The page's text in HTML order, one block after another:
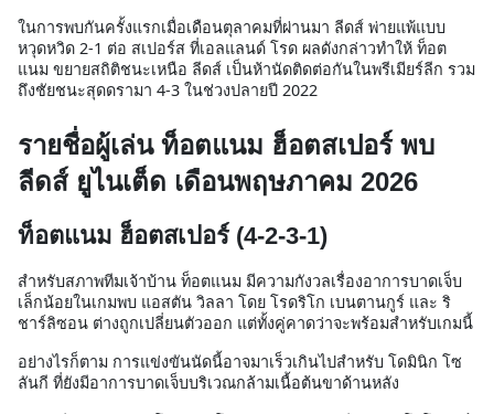
ในการพบกันครั้งแรกเมื่อเดือนตุลาคมที่ผ่านมา ลีดส์ พ่ายแพ้แบบ
หวุดหวิด 2-1 ต่อ สเปอร์ส ที่เอลแลนด์ โรด ผลดังกล่าวทำให้ ท็อต
แนม ขยายสถิติชนะเหนือ ลีดส์ เป็นห้านัดติดต่อกันในพรีเมียร์ลีก รวม
ถึงชัยชนะสุดดรามา 4-3 ในช่วงปลายปี 2022
รายชื่อผู้เล่น ท็อตแนม ฮ็อตสเปอร์ พบ
ลีดส์ ยูไนเต็ด เดือนพฤษภาคม 2026
ท็อตแนม ฮ็อตสเปอร์ (4-2-3-1)
สำหรับสภาพทีมเจ้าบ้าน ท็อตแนม มีความกังวลเรื่องอาการบาดเจ็บ
เล็กน้อยในเกมพบ แอสตัน วิลลา โดย โรดริโก เบนตานกูร์ และ ริ
ชาร์ลิซอน ต่างถูกเปลี่ยนตัวออก แต่ทั้งคู่คาดว่าจะพร้อมสำหรับเกมนี้
อย่างไรก็ตาม การแข่งขันนัดนี้อาจมาเร็วเกินไปสำหรับ โดมินิก โซ
ลันกี ที่ยังมีอาการบาดเจ็บบริเวณกล้ามเนื้อต้นขาด้านหลัง